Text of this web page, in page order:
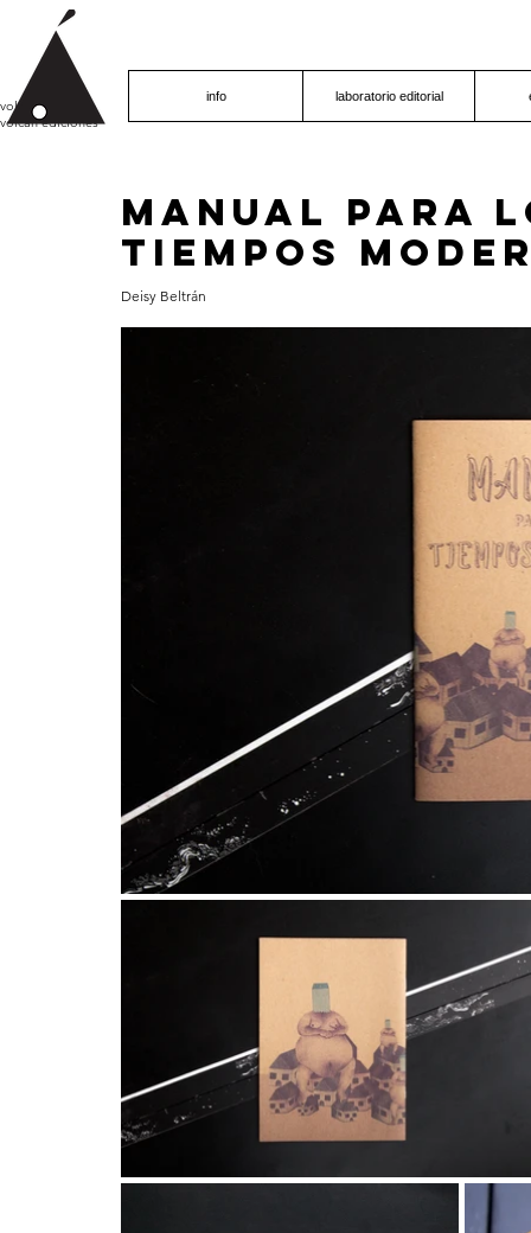
info laboratorio editorial
Manual para
tiempos
Deisy Beltrán
volcán proyecto
volcán ediciones